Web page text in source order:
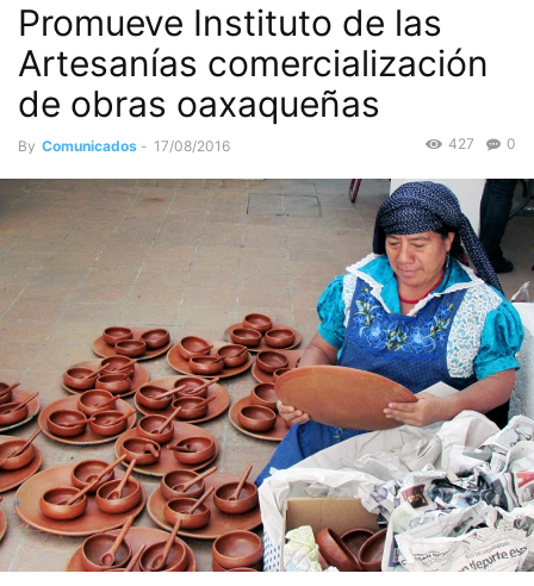
Promueve Instituto de las
Artesanías comercialización
de obras oaxaqueñas
By Comunicados - 17/08/2016 0
427